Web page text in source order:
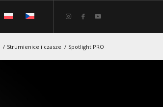
/ Strumienice i czasze / Spotlight PRO